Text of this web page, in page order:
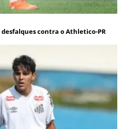
contra o Athletico-PR